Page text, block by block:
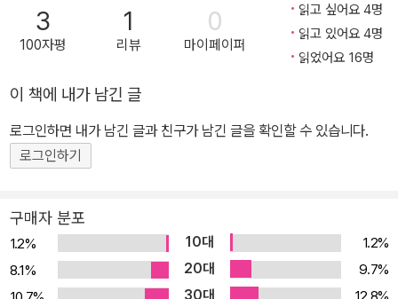
3
100자평
1
리뷰
0
마이페이퍼
읽고 싶어요 4명
읽고 있어요 4명
읽었어요 16명
이 책에 내가 남긴 글
로그인하면 내가 남긴 글과 친구가 남긴 글을 확인할 수 있습니다.
로그인하기
구매자 분포
1.2% 10대
1.2%
8.1%
20대
9.7%
30대 12.8%